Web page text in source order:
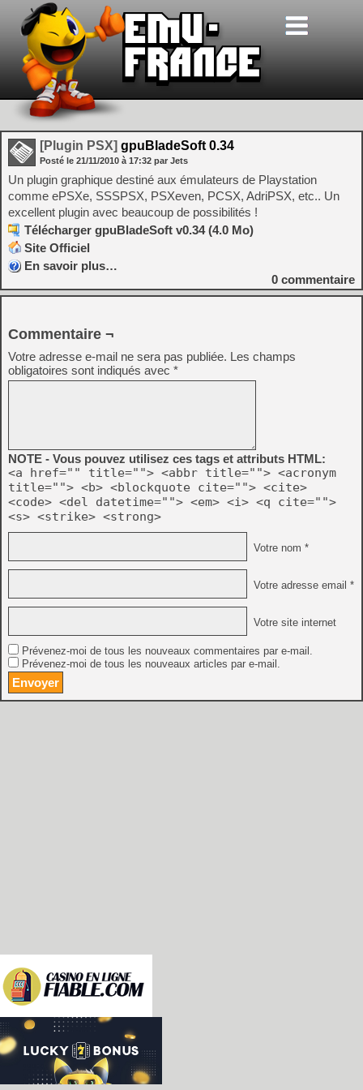
[Plugin PSX] gpuBladeSoft 0.34
Posté le 21/11/2010 à 17:32 par Jets
Un plugin graphique destiné aux émulateurs de Playstation
comme ePSXe, SSSPSX, PSXeven, PCSX, AdriPSX, etc.. Un
excellent plugin avec beaucoup de possibilités !
Télécharger gpuBladeSoft v0.34 (4.0 Mo)
Site Officiel
En savoir plus…
0 commentaire
Commentaire ¬
Votre adresse e-mail ne sera pas publiée. Les champs
obligatoires sont indiqués avec *
NOTE - Vous pouvez utilisez ces tags et attributs HTML:
<a href="" title=""> <abbr title=""> <acronym
title=""> <b> <blockquote cite=""> <cite>
<code> <del datetime=""> <em> <i> <q cite="">
<s> <strike> <strong>
Votre nom *
Votre adresse email *
Votre site internet
Prévenez-moi de tous les nouveaux commentaires par e-mail.
Prévenez-moi de tous les nouveaux articles par e-mail.